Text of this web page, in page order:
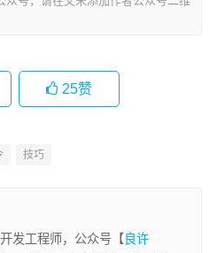
25赞
技巧
发工程师，公众号【 良许